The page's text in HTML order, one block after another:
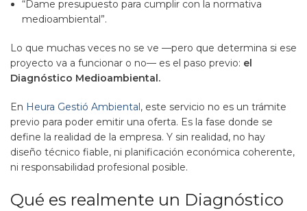
“Dame presupuesto para cumplir con la normativa
medioambiental”.
Lo que muchas veces no se ve —pero que determina si ese
proyecto va a funcionar o no— es el paso previo: el
Diagnóstico Medioambiental.
En Heura Gestió Ambiental, este servicio no es un trámite
previo para poder emitir una oferta. Es la fase donde se
define la realidad de la empresa. Y sin realidad, no hay
diseño técnico fiable, ni planificación económica coherente,
ni responsabilidad profesional posible.
Qué es realmente un Diagnóstico